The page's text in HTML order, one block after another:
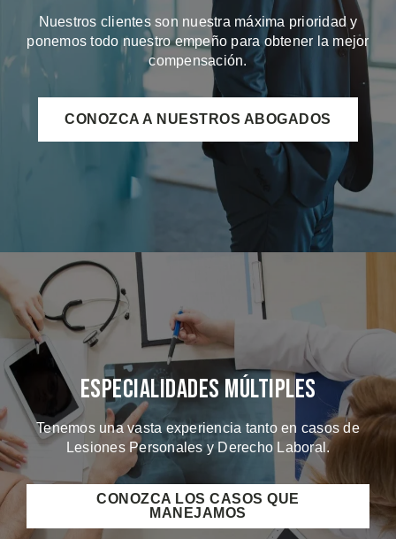
Nuestros clientes son nuestra máxima prioridad y
ponemos todo nuestro empeño para obtener la mejor
compensación.
CONOZCA A NUESTROS ABOGADOS
Especialidades Múltiples
Tenemos una vasta experiencia tanto en casos de
Lesiones Personales y Derecho Laboral.
CONOZCA LOS CASOS QUE
MANEJAMOS